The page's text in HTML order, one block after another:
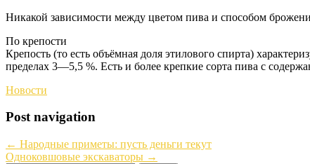
Никакой зависимости между цветом пива и способом
По крепости
Крепость (то есть объёмная доля этилового спирта)
пределах 3—5,5 %. Есть и более крепкие сорта пива с
Новости
Post navigation
← Народные приметы: пусть деньги текут
Одноковшовые экскаваторы →